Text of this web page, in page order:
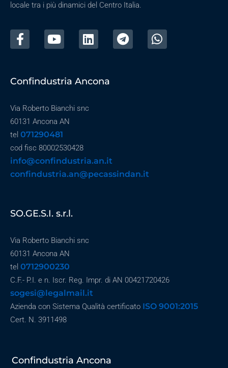
locale tra i più dinamici del Centro Italia.
Confindustria Ancona
Via Roberto Bianchi snc
60131 Ancona AN
tel 071290481
cod fisc 80002530428
info@confindustria.an.it
confindustria.an@pecassindan.it
SO.GE.S.I. s.r.l.
Via Roberto Bianchi snc
60131 Ancona AN
tel 0712900230
C.F.- P.I. e n. Iscr. Reg. Impr. di AN 00421720426
sogesi@legalmail.it
Azienda con Sistema Qualità certificato ISO 9001:2015
Cert. N. 3911498
Confindustria Ancona